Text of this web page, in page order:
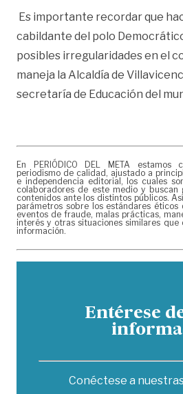
Es importante recordar que
cabildante del polo
posibles irregularidades en el
maneja la Alcaldía de
secretaría de Educación del
En PERIÓDICO DEL META
periodismo de calidad, ajustado a
e independencia editorial, los cuales
colaboradores de este medio y
contenidos ante los distintos públicos.
parámetros sobre los estándares
eventos de fraude, malas prácticas,
interés y otras situaciones similares
información.
Entérese
Conéctese a